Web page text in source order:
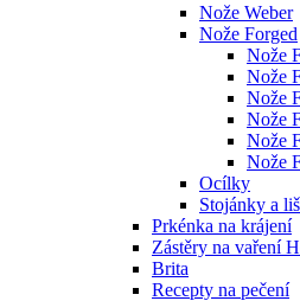
Nože Weber
Nože Forged
Nože
Nože
Nože
Nože
Nože
Nože
Ocílky
Stojánky a
Prkénka na krájení
Zástěry na vaření
Brita
Recepty na pečení